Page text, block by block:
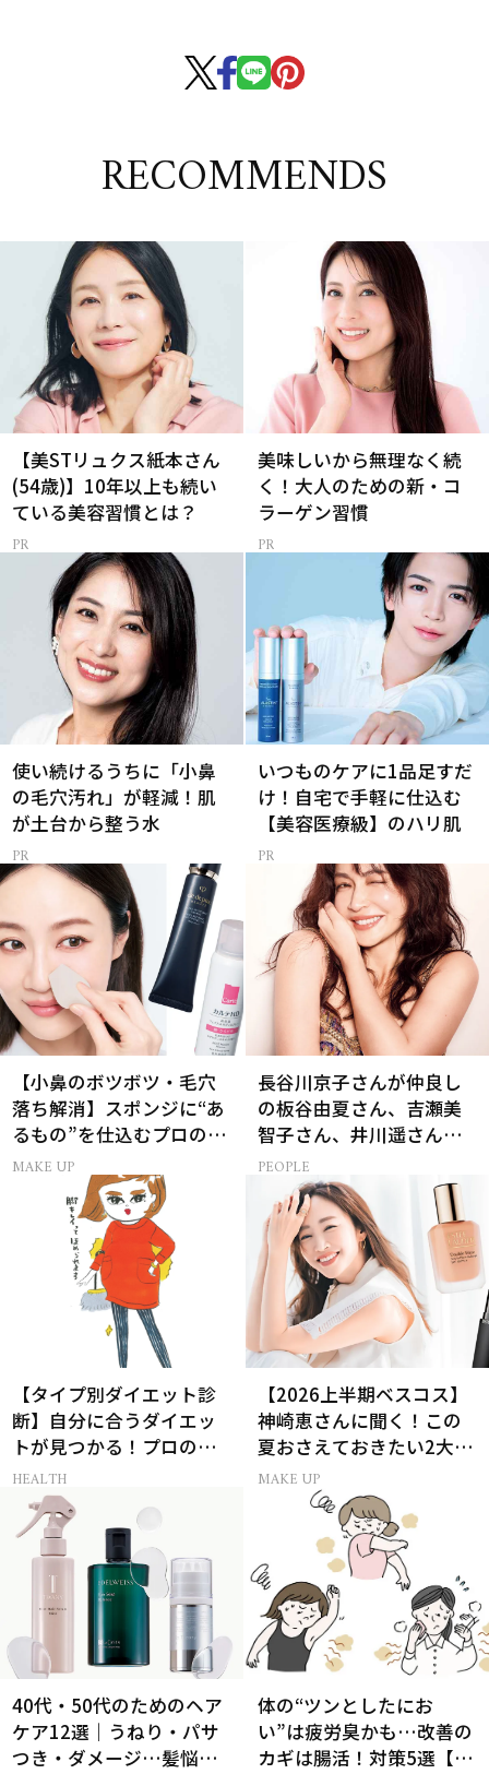
RECOMMENDS
【美STリュクス紙本さん
(54歳)】10年以上も続い
ている美容習慣とは？
美味しいから無理なく続
く！大人のための新・コ
ラーゲン習慣
使い続けるうちに「小鼻
の毛穴汚れ」が軽減！肌
が土台から整う水
いつものケアに1品足すだ
け！自宅で手軽に仕込む
【美容医療級】のハリ肌
【小鼻のボツボツ・毛穴
落ち解消】スポンジに“あ
るもの”を仕込むプロの超
簡単メイクテク
MAKE UP
長谷川京子さんが仲良し
の板谷由夏さん、吉瀬美
智子さん、井川遥さんと
集まる理由は…
PEOPLE
【タイプ別ダイエット診
断】自分に合うダイエッ
トが見つかる！プロの教
える体質別ダイエット方
法
HEALTH
【2026上半期ベスコス】
神崎恵さんに聞く！この
夏おさえておきたい2大メ
イクトレンド
MAKE UP
40代・50代のためのヘア
ケア12選｜うねり・パサ
つき・ダメージ…髪悩み
体の“ツンとしたにお
い”は疲労臭かも…改善の
カギは腸活！対策5選【医